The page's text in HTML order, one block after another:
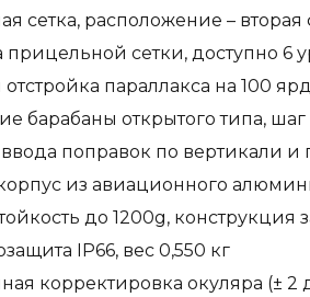
сетка, расположение – вторая
прицельной сетки, доступно 6
параллакса на 100
барабаны открытого типа,
поправок по вертикали и
из авиационного
до 1200g, конструкция
IP66, вес 0,550 кг
корректировка окуляра (± 2